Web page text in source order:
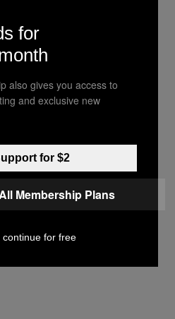
dla wszystkich, którym
wcześniej.
wycieczkę pod
później można
zagłuszą Mykki
wcisnąć zatyczek,
for
also gives you access to
and exclusive new
for $2
Membership Plans
continue for free